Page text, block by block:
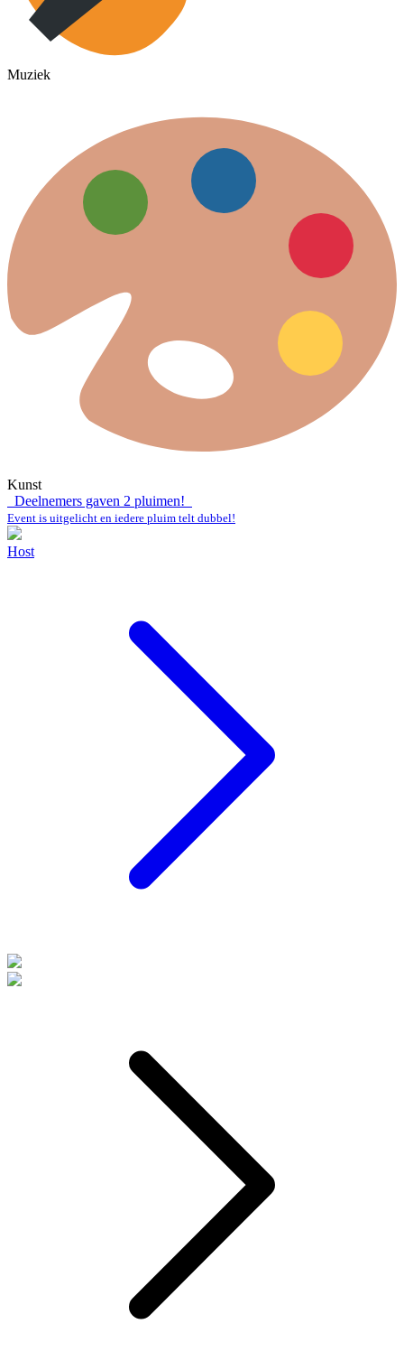
Muziek
Kunst
Deelnemers gaven 2 pluimen!
Event is uitgelicht en iedere pluim telt dubbel!
Host